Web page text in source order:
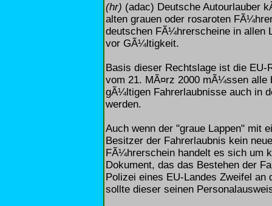
(hr) (adac) Deutsche Autourlauber
alten grauen oder rosaroten
deutschen FÃ¼hrerscheine in allen
vor GÃ¼ltigkeit.
Basis dieser Rechtslage ist die EU-
vom 21. MÃ¤rz 2000 mÃ¼ssen alle
gÃ¼ltigen Fahrerlaubnisse auch in
werden.
Auch wenn der "graue Lappen" mit
Besitzer der Fahrerlaubnis kein
FÃ¼hrerschein handelt es sich um
Dokument, das das Bestehen der
Polizei eines EU-Landes Zweifel
sollte dieser seinen